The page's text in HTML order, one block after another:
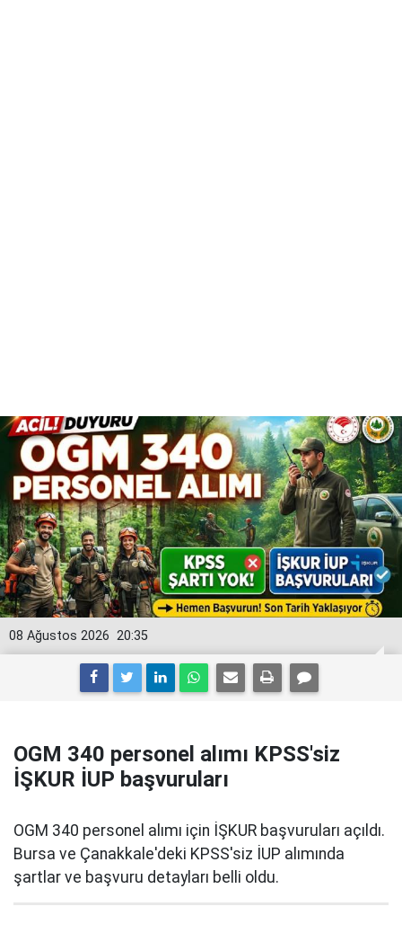
20:35
08 Ağustos 2026
OGM 340 personel alımı KPSS'siz
İŞKUR İUP başvuruları
OGM 340 personel alımı için İŞKUR başvuruları açıldı.
Bursa ve Çanakkale'deki KPSS'siz İUP alımında
şartlar ve başvuru detayları belli oldu.